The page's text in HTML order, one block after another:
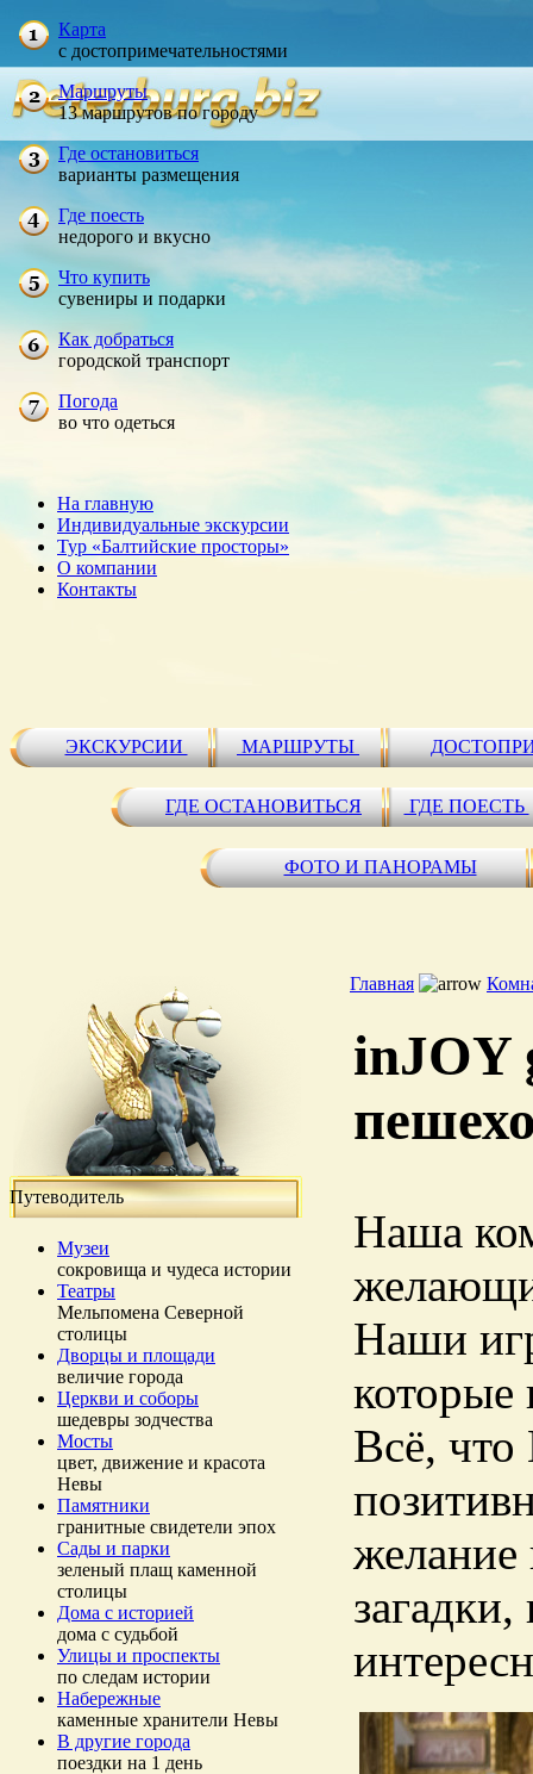
Карта
с достопримечательностями
Маршруты
13 маршрутов по городу
Где остановиться
варианты размещения
Где поесть
недорого и вкусно
Что купить
сувениры и подарки
Как добраться
городской транспорт
Погода
во что одеться
На главную
Индивидуальные экскурсии
Тур «Балтийские просторы»
О компании
Контакты
ЭКСКУРСИИ МАРШРУТЫ
ГДЕ ОСТАНОВИТЬСЯ ГДЕ ПОЕСТЬ
ФОТО И ПАНОРАМЫ
Путеводитель
Музеи
сокровища и чудеса истории
Театры
Мельпомена Северной
столицы
Дворцы и площади
величие города
Церкви и соборы
шедевры зодчества
Мосты
цвет, движение и красота
Невы
Памятники
гранитные свидетели эпох
Сады и парки
зеленый плащ каменной
столицы
Дома с историей
дома с судьбой
Улицы и проспекты
по следам истории
Набережные
каменные хранители Невы
В другие города
поездки на 1 день
Главная
inJOY
Наша
Наши
которые
Всё, что
желание